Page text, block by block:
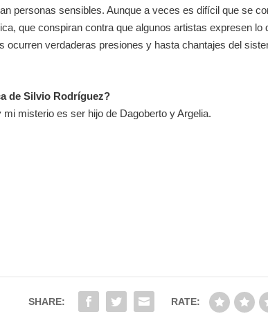
personas sensibles. Aunque a veces es difícil que se
que conspiran contra que algunos artistas expresen
verdaderas presiones y hasta chantajes del
de Silvio Rodríguez?
misterio es ser hijo de Dagoberto y Argelia.
SHARE: RATE: